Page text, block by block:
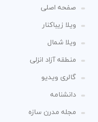
صفحه اصلی
ویلا زیباکنار
ویلا شمال
منطقه آزاد انزلی
گالری ویدیو
دانشنامه
مجله مدرن سازه